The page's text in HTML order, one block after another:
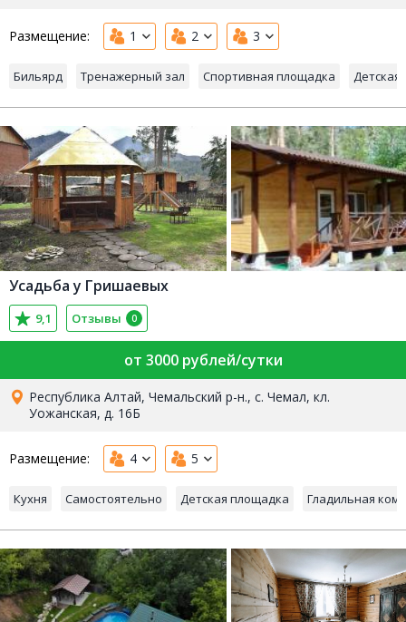
Размещение: 1 2 3
Бильярд Тренажерный зал Спортивная площадка
Усадьба у Гришаевых
9,1 Отзывы 0
от 3000 рублей/сутки
Республика Алтай, Чемальский р-н., с. Чемал, кл.
Уожанская, д. 16Б
Размещение: 4 5
Кухня Самостоятельно Детская площадка Гладильная